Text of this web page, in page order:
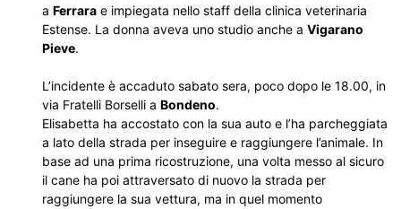
a Ferrara e impiegata nello staff della clinica veterinaria
Estense. La donna aveva uno studio anche a Vigarano
Pieve.
L’incidente è accaduto sabato sera, poco dopo le 18.00, in
via Fratelli Borselli a Bondeno.
Elisabetta ha accostato con la sua auto e l’ha parcheggiata
a lato della strada per inseguire e raggiungere l’animale. In
base ad una prima ricostruzione, una volta messo al sicuro
il cane ha poi attraversato di nuovo la strada per
raggiungere la sua vettura, ma in quel momento